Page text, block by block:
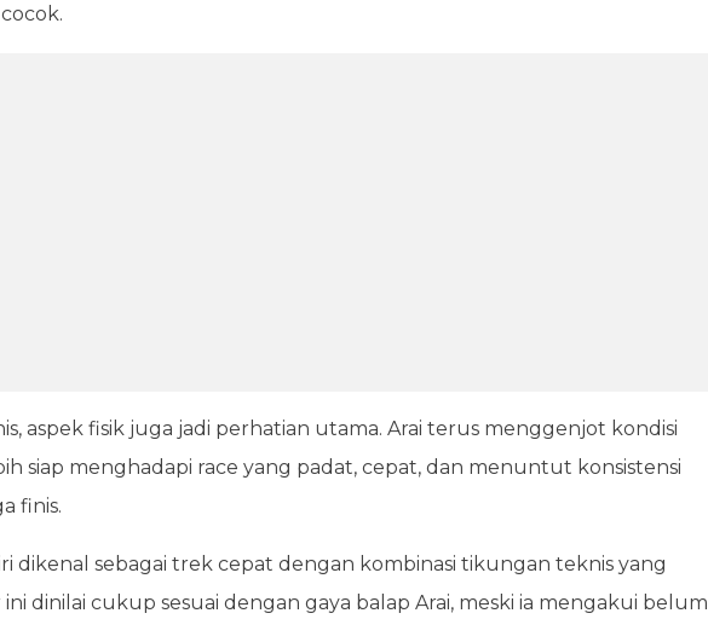
aspek fisik juga jadi perhatian utama. Arai terus menggenjot kondisi
siap menghadapi race yang padat, cepat, dan menuntut konsistensi
finis.
dikenal sebagai trek cepat dengan kombinasi tikungan teknis yang
dinilai cukup sesuai dengan gaya balap Arai, meski ia mengakui belum